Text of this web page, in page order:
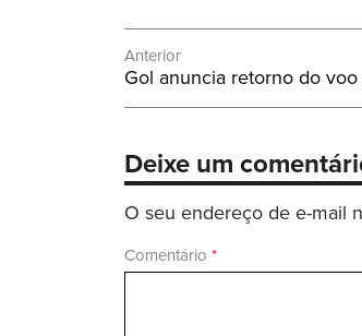
Navegação
de
Anterior
Post
Anterior:
Gol anuncia retorno do
Deixe um
O seu endereço de e-mail
Comentário *